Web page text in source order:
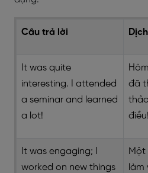
Câu trả lời
It was quite
interesting. I attended
a seminar and learned
a lot!
đã
điều!
It was engaging; I
worked on new things
Một
làm